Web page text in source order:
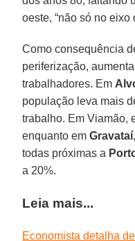
oeste, “não só no eixo
Como consequência
periferização,
trabalhadores. Em
população leva mais
trabalho. Em Viamão,
enquanto emGravataí
todas próximas a
a 20%.
Leia mais...
Economista detalha